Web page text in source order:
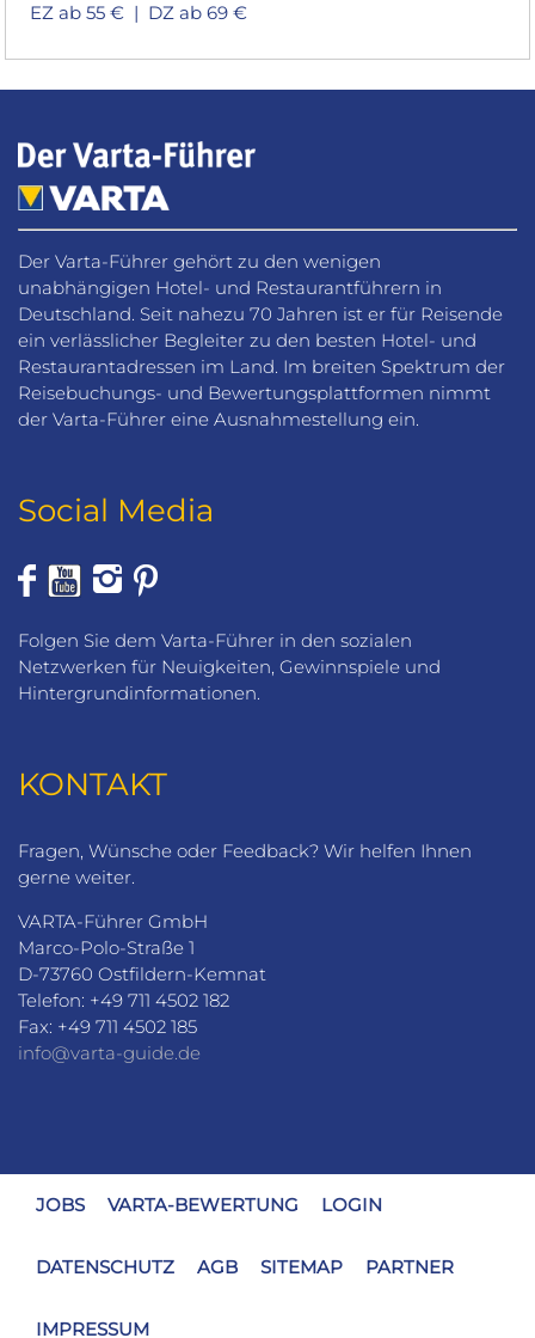
EZ ab 55 € | DZ ab 69 €
Der Varta-Führer gehört zu den wenigen
unabhängigen Hotel- und Restaurantführern in
Deutschland. Seit nahezu 70 Jahren ist er für Reisende
ein verlässlicher Begleiter zu den besten Hotel- und
Restaurantadressen im Land. Im breiten Spektrum der
Reisebuchungs- und Bewertungsplattformen nimmt
der Varta-Führer eine Ausnahmestellung ein.
Social Media
Folgen Sie dem Varta-Führer in den sozialen
Netzwerken für Neuigkeiten, Gewinnspiele und
Hintergrundinformationen.
KONTAKT
Fragen, Wünsche oder Feedback? Wir helfen Ihnen
gerne weiter.
VARTA-Führer GmbH
Marco-Polo-Straße 1
D-73760 Ostfildern-Kemnat
Telefon: +49 711 4502 182
Fax: +49 711 4502 185
info@varta-guide.de
JOBS VARTA-BEWERTUNG LOGIN
DATENSCHUTZ AGB SITEMAP PARTNER
IMPRESSUM